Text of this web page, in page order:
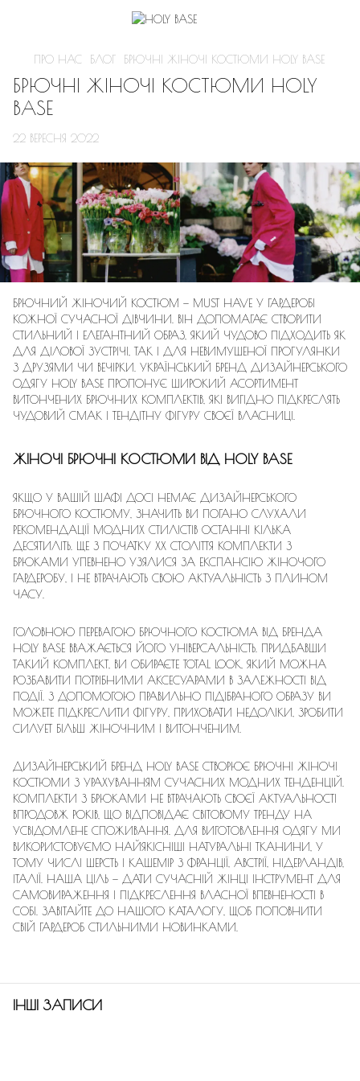
ПРО НАС БЛОГ БРЮЧНІ ЖІНОЧІ КОСТЮМИ HOLY BASE
БРЮЧНІ ЖІНОЧІ КОСТЮМИ HOLY
BASE
22 ВЕРЕСНЯ 2022
БРЮЧНИЙ ЖІНОЧИЙ КОСТЮМ — MUST HAVE У ГАРДЕРОБІ
КОЖНОЇ СУЧАСНОЇ ДІВЧИНИ. ВІН ДОПОМАГАЄ СТВОРИТИ
СТИЛЬНИЙ І ЕЛЕГАНТНИЙ ОБРАЗ, ЯКИЙ ЧУДОВО ПІДХОДИТЬ ЯК
ДЛЯ ДІЛОВОЇ ЗУСТРІЧІ, ТАК І ДЛЯ НЕВИМУШЕНОЇ ПРОГУЛЯНКИ
З ДРУЗЯМИ ЧИ ВЕЧІРКИ. УКРАЇНСЬКИЙ БРЕНД ДИЗАЙНЕРСЬКОГО
ОДЯГУ HOLY BASE ПРОПОНУЄ ШИРОКИЙ АСОРТИМЕНТ
ВИТОНЧЕНИХ БРЮЧНИХ КОМПЛЕКТІВ, ЯКІ ВИГІДНО ПІДКРЕСЛЯТЬ
ЧУДОВИЙ СМАК І ТЕНДІТНУ ФІГУРУ СВОЄЇ ВЛАСНИЦІ.
ЖІНОЧІ БРЮЧНІ КОСТЮМИ ВІД HOLY BASE
ЯКЩО У ВАШІЙ ШАФІ ДОСІ НЕМАЄ ДИЗАЙНЕРСЬКОГО
БРЮЧНОГО КОСТЮМУ, ЗНАЧИТЬ ВИ ПОГАНО СЛУХАЛИ
РЕКОМЕНДАЦІЇ МОДНИХ СТИЛІСТІВ ОСТАННІ КІЛЬКА
ДЕСЯТИЛІТЬ. ЩЕ З ПОЧАТКУ ХХ СТОЛІТТЯ КОМПЛЕКТИ З
БРЮКАМИ УПЕВНЕНО УЗЯЛИСЯ ЗА ЕКСПАНСІЮ ЖІНОЧОГО
ГАРДЕРОБУ, І НЕ ВТРАЧАЮТЬ СВОЮ АКТУАЛЬНІСТЬ З ПЛИНОМ
ЧАСУ.
ГОЛОВНОЮ ПЕРЕВАГОЮ БРЮЧНОГО КОСТЮМА ВІД БРЕНДА
HOLY BASE ВВАЖАЄТЬСЯ ЙОГО УНІВЕРСАЛЬНІСТЬ. ПРИДБАВШИ
ТАКИЙ КОМПЛЕКТ, ВИ ОБИРАЄТЕ TOTAL LOOK, ЯКИЙ МОЖНА
РОЗБАВИТИ ПОТРІБНИМИ АКСЕСУАРАМИ В ЗАЛЕЖНОСТІ ВІД
ПОДІЇ. З ДОПОМОГОЮ ПРАВИЛЬНО ПІДІБРАНОГО ОБРАЗУ ВИ
МОЖЕТЕ ПІДКРЕСЛИТИ ФІГУРУ, ПРИХОВАТИ НЕДОЛІКИ, ЗРОБИТИ
СИЛУЕТ БІЛЬШ ЖІНОЧНИМ І ВИТОНЧЕНИМ.
ДИЗАЙНЕРСЬКИЙ БРЕНД HOLY BASE СТВОРЮЄ БРЮЧНІ ЖІНОЧІ
КОСТЮМИ З УРАХУВАННЯМ СУЧАСНИХ МОДНИХ ТЕНДЕНЦІЙ.
КОМПЛЕКТИ З БРЮКАМИ НЕ ВТРАЧАЮТЬ СВОЄЇ АКТУАЛЬНОСТІ
ВПРОДОВЖ РОКІВ, ЩО ВІДПОВІДАЄ СВІТОВОМУ ТРЕНДУ НА
УСВІДОМЛЕНЕ СПОЖИВАННЯ. ДЛЯ ВИГОТОВЛЕННЯ ОДЯГУ МИ
ВИКОРИСТОВУЄМО НАЙЯКІСНІШІ НАТУРАЛЬНІ ТКАНИНИ, У
ТОМУ ЧИСЛІ ШЕРСТЬ І КАШЕМІР З ФРАНЦІЇ, АВСТРІЇ, НІДЕРЛАНДІВ,
ІТАЛІЇ. НАША ЦІЛЬ — ДАТИ СУЧАСНІЙ ЖІНЦІ ІНСТРУМЕНТ ДЛЯ
САМОВИРАЖЕННЯ І ПІДКРЕСЛЕННЯ ВЛАСНОЇ ВПЕВНЕНОСТІ В
СОБІ. ЗАВІТАЙТЕ ДО НАШОГО КАТАЛОГУ, ЩОБ ПОПОВНИТИ
СВІЙ ГАРДЕРОБ СТИЛЬНИМИ НОВИНКАМИ.
ІНШІ ЗАПИСИ